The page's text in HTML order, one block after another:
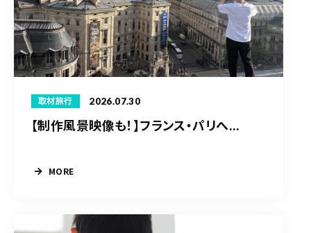
取材旅行 2026.07.30
【制作風景映像も！】フランス・パリへ...
MORE